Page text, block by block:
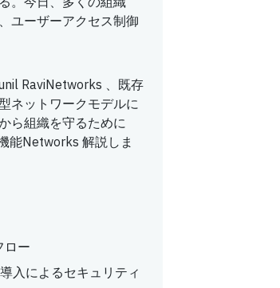
ユーザーアクセス制御
RaviNetworks 、既存
ネットワークモデルに
ら組織を守るために
能Networks 解説しま
ロー
入によるセキュリティ